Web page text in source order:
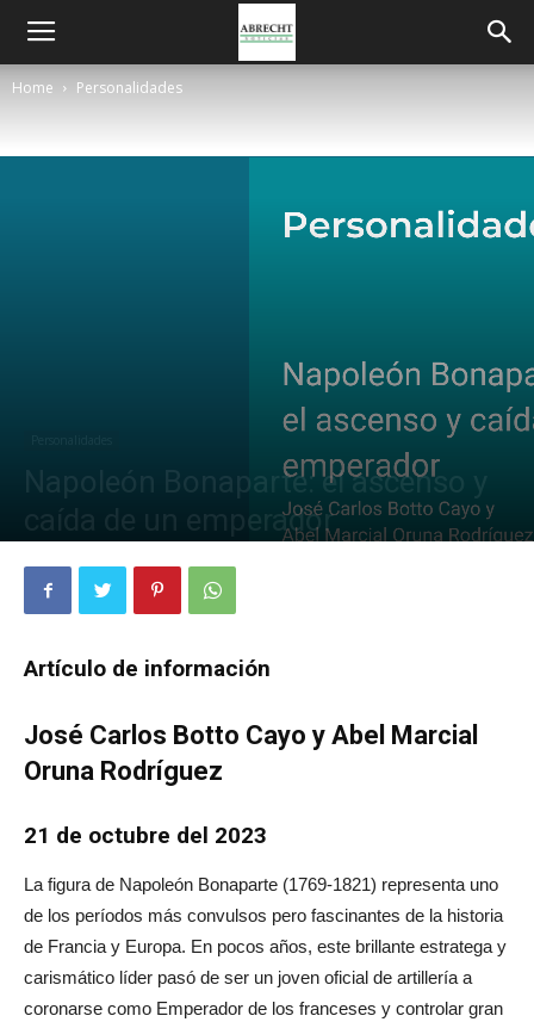
Home Personalidades
Napoleón Bonaparte: el ascenso y
caída de un emperador
Artículo de información
José Carlos Botto Cayo y Abel Marcial
Oruna Rodríguez
21 de octubre del 2023
La figura de Napoleón Bonaparte (1769-1821) representa uno
de los períodos más convulsos pero fascinantes de la historia
de Francia y Europa. En pocos años, este brillante estratega y
carismático líder pasó de ser un joven oficial de artillería a
coronarse como Emperador de los franceses y controlar gran